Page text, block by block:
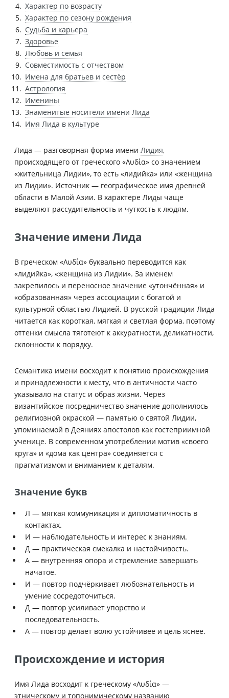
Характер по возрасту
Характер по сезону рождения
Судьба и карьера
Здоровье
Любовь и семья
Совместимость с отчеством
Имена для братьев и сестёр
Астрология
Именины
Знаменитые носители имени Лида
Имя Лида в культуре
Лида — разговорная форма имени Лидия,
происходящего от греческого «Λυδία» со значением
«жительница Лидии», то есть «лидийка» или «женщина
из Лидии». Источник — географическое имя древней
области в Малой Азии. В характере Лиды чаще
выделяют рассудительность и чуткость к людям.
Значение имени Лида
В греческом «Λυδία» буквально переводится как
«лидийка», «женщина из Лидии». За именем
закрепилось и переносное значение «утончённая» и
«образованная» через ассоциации с богатой и
культурной областью Лидией. В русской традиции Лида
читается как короткая, мягкая и светлая форма, поэтому
оттенки смысла тяготеют к аккуратности, деликатности,
склонности к порядку.
Семантика имени восходит к понятию происхождения
и принадлежности к месту, что в античности часто
указывало на статус и образ жизни. Через
византийское посредничество значение дополнилось
религиозной окраской — памятью о святой Лидии,
упоминаемой в Деяниях апостолов как гостеприимной
ученице. В современном употреблении мотив «своего
круга» и «дома как центра» соединяется с
прагматизмом и вниманием к деталям.
Значение букв
Л — мягкая коммуникация и дипломатичность в
контактах.
И — наблюдательность и интерес к знаниям.
Д — практическая смекалка и настойчивость.
А — внутренняя опора и стремление завершать
начатое.
И — повтор подчёркивает любознательность и
умение сосредоточиться.
Д — повтор усиливает упорство и
последовательность.
А — повтор делает волю устойчивее и цель яснее.
Происхождение и история
Имя Лида восходит к греческому «Λυδία» —
этническому и топонимическому названию